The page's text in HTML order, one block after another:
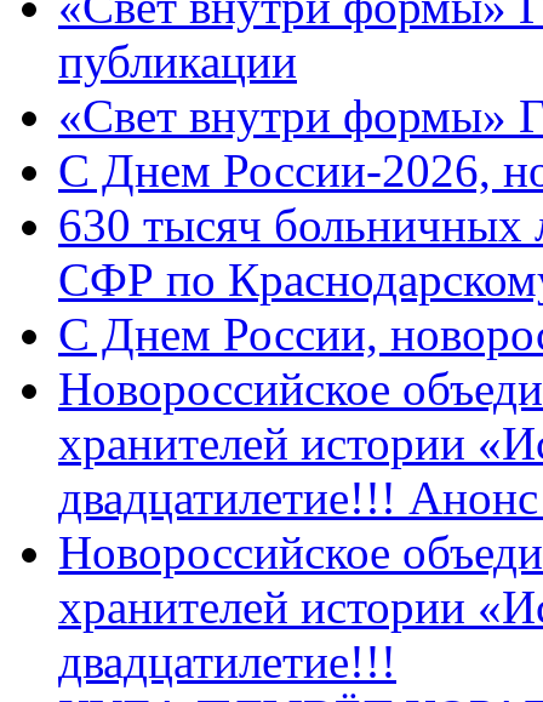
публикации
«Свет внутри формы»
C Днем России-2026,
630 тысяч больничных
СФР по
C Днем России,
Новороссийское
хранителей истории
двадцатилетие!!!
Новороссийское
хранителей истории
двадцатилетие!!!